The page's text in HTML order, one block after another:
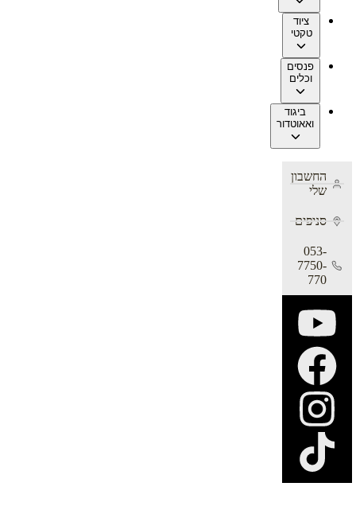
ציוד
טקטי
פנסים
וכלים
ביגוד
ואאוטדור
החשבון
שלי
סניפים
053-
7750-
770